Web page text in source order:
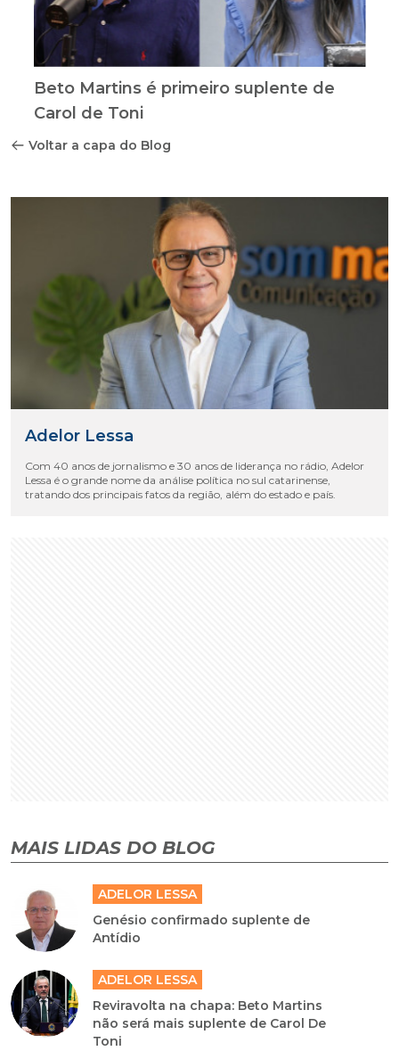
Beto Martins é primeiro suplente de
Carol de Toni
Voltar a capa do Blog
Adelor Lessa
Com 40 anos de jornalismo e 30 anos de liderança no rádio, Adelor
Lessa é o grande nome da análise política no sul catarinense,
tratando dos principais fatos da região, além do estado e país.
MAIS LIDAS DO BLOG
ADELOR LESSA
Genésio confirmado suplente de
Antídio
ADELOR LESSA
Reviravolta na chapa: Beto Martins
não será mais suplente de Carol De
Toni